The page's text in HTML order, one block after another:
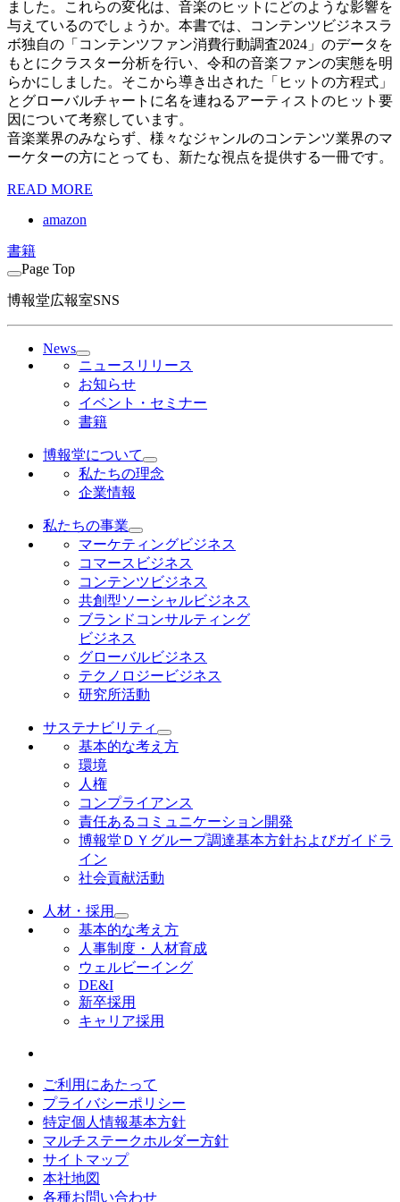
ました。これらの変化は、音楽のヒットにどのような影響を
与えているのでしょうか。本書では、コンテンツビジネスラ
ボ独自の「コンテンツファン消費行動調査2024」のデータを
もとにクラスター分析を行い、令和の音楽ファンの実態を明
らかにしました。そこから導き出された「ヒットの方程式」
とグローバルチャートに名を連ねるアーティストのヒット要
因について考察しています。
音楽業界のみならず、様々なジャンルのコンテンツ業界のマ
ーケターの方にとっても、新たな視点を提供する一冊です。
READ MORE
amazon
書籍
Page Top
博報堂広報室SNS
News
ニュースリリース
お知らせ
イベント・セミナー
書籍
博報堂について
私たちの理念
企業情報
私たちの事業
マーケティングビジネス
コマースビジネス
コンテンツビジネス
共創型ソーシャルビジネス
ブランドコンサルティング
ビジネス
グローバルビジネス
テクノロジービジネス
研究所活動
サステナビリティ
基本的な考え方
環境
人権
コンプライアンス
責任あるコミュニケーション開発
博報堂ＤＹグループ調達基本方針およびガイドラ
イン
社会貢献活動
人材・採用
基本的な考え方
人事制度・人材育成
ウェルビーイング
DE&I
新卒採用
キャリア採用
ご利用にあたって
プライバシーポリシー
特定個人情報基本方針
マルチステークホルダー方針
サイトマップ
本社地図
各種お問い合わせ